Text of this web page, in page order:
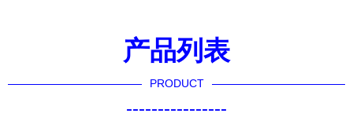
产品列表
PRODUCT
----------------